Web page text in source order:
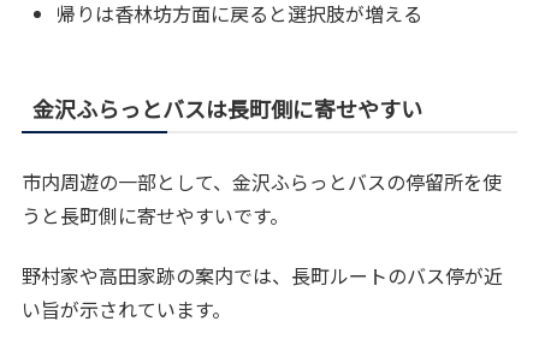
帰りは香林坊方面に戻ると選択肢が増える
金沢ふらっとバスは長町側に寄せやすい
市内周遊の一部として、金沢ふらっとバスの停留所を使
うと長町側に寄せやすいです。
野村家や高田家跡の案内では、長町ルートのバス停が近
い旨が示されています。